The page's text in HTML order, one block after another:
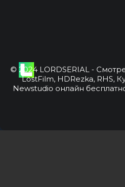
© 2024 LORDSERIAL -
LostFilm, HDRezka, RHS,
Newstudio онлайн